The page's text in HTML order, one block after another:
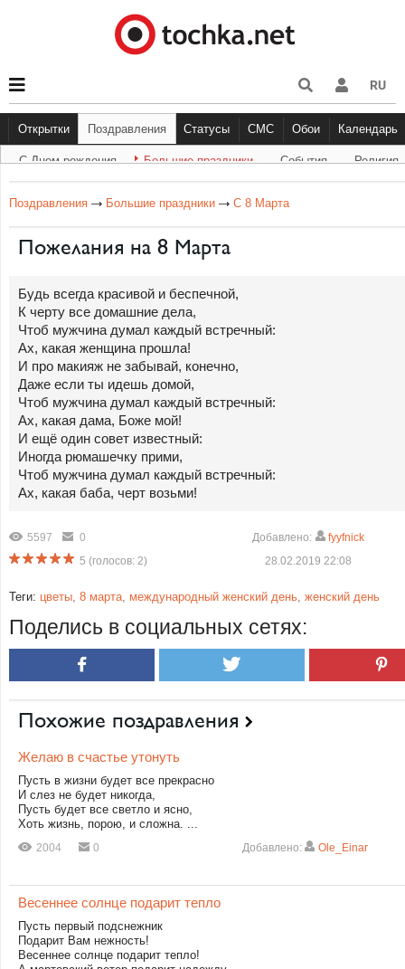
RU
Открытки
С Днем рождения Большие праздники События
Поздравления Статусы
Другое Прикольные Грустные
СМС
С Днём Рождения
Обои
Музыка
Календарь
С Днем рождения Большие праздники Cобытия Религия
Поздравления Большие праздники С 8 Марта
Пожелания на 8 Марта
Будь всегда красивой и беспечной,
К черту все домашние дела,
Чтоб мужчина думал каждый встречный:
Ах, какая женщина прошла!
И про макияж не забывай, конечно,
Даже если ты идешь домой,
Чтоб мужчина думал каждый встречный:
Ах, какая дама, Боже мой!
И ещё один совет известный:
Иногда рюмашечку прими,
Чтоб мужчина думал каждый встречный:
Ах, какая баба, черт возьми!
5597
0
5 (голосов: 2)
Добавлено:
fyyfnick
28.02.2019 22:08
Теги: цветы, 8 марта, международный женский день, женский день
Поделись в социальных сетях:
Похожие поздравления
Желаю в счастье утонуть
Пусть в жизни будет все прекрасно
И слез не будет никогда,
Пусть будет все светло и ясно,
Хоть жизнь, порою, и сложна. ...
2004 0 Добавлено: Ole_Einar
Весеннее солнце подарит тепло
Пусть первый подснежник
Подарит Вам нежность!
Весеннее солнце подарит тепло!